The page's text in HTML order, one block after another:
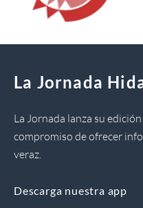
La Jornada
La Jornada lanza su
compromiso de ofrecer
veraz.
Descarga nuestra app